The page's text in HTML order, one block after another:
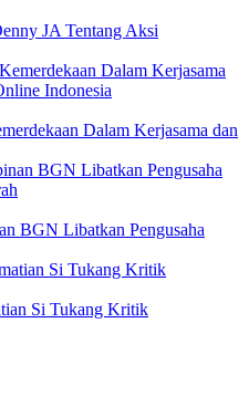
JA Tentang Aksi
Dalam Kerjasama dan
BGN Libatkan Pengusaha
Si Tukang Kritik